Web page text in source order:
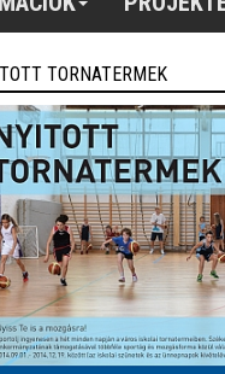
TORNATERMEK